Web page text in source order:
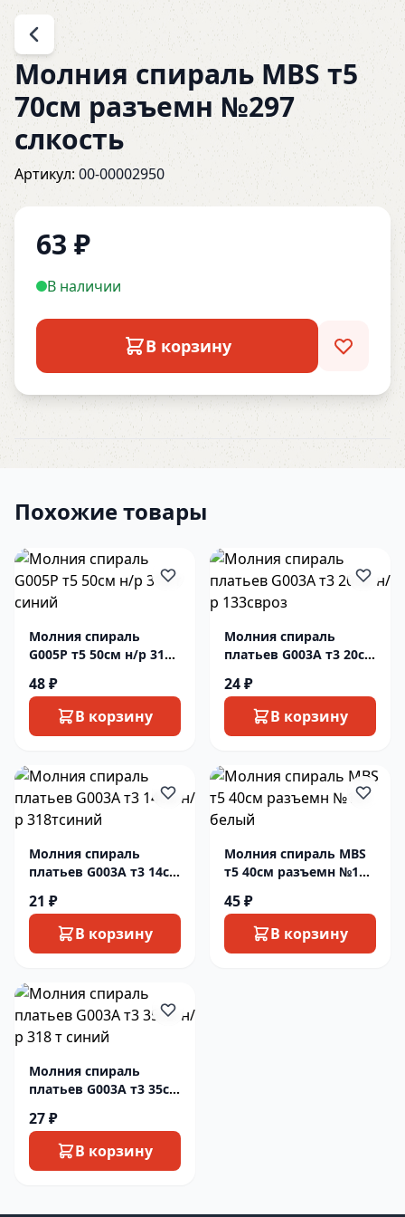
Молния спираль MBS т5
70см разъемн №297
слкость
Артикул: 00-00002950
63 ₽
В наличии
В корзину
Похожие товары
Молния спираль
G005P т5 50см н/р 318
48 ₽
В корзину
Молния спираль
платьев G003A т3 20см
24 ₽
В корзину
Молния спираль
платьев G003A т3 14см
21 ₽
В корзину
Молния спираль MBS
т5 40см разъемн №101
45 ₽
В корзину
Молния спираль
платьев G003A т3 35см
27 ₽
В корзину